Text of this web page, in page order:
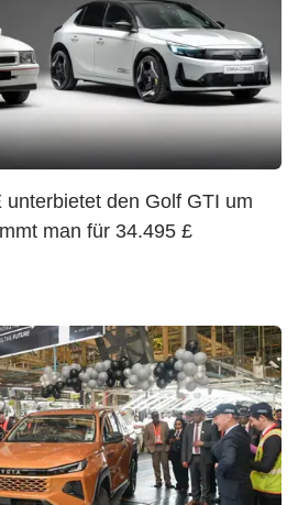
den Golf GTI um
man für 34.495 £